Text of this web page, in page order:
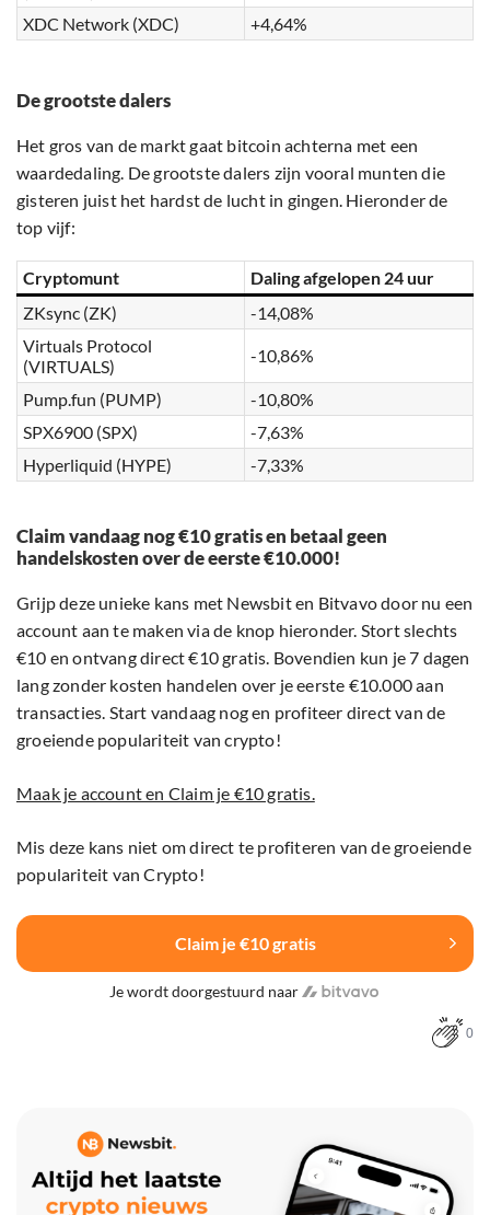
XDC Network (XDC)
+4,64%
De grootste dalers
Het gros van de markt gaat bitcoin achterna met een
waardedaling. De grootste dalers zijn vooral munten die
gisteren juist het hardst de lucht in gingen. Hieronder de
top vijf:
Cryptomunt
Daling afgelopen 24 uur
ZKsync (ZK)
-14,08%
Virtuals Protocol
(VIRTUALS)
-10,86%
Pump.fun (PUMP)
-10,80%
SPX6900 (SPX)
-7,63%
Hyperliquid (HYPE)
-7,33%
Claim vandaag nog €10 gratis en betaal geen
handelskosten over de eerste €10.000!
Grijp deze unieke kans met Newsbit en Bitvavo door nu een
account aan te maken via de knop hieronder. Stort slechts
€10 en ontvang direct €10 gratis. Bovendien kun je 7 dagen
lang zonder kosten handelen over je eerste €10.000 aan
transacties. Start vandaag nog en profiteer direct van de
groeiende populariteit van crypto!
Maak je account en Claim je €10 gratis.
Mis deze kans niet om direct te profiteren van de groeiende
populariteit van Crypto!
Claim je €10 gratis
Je wordt doorgestuurd naar
0